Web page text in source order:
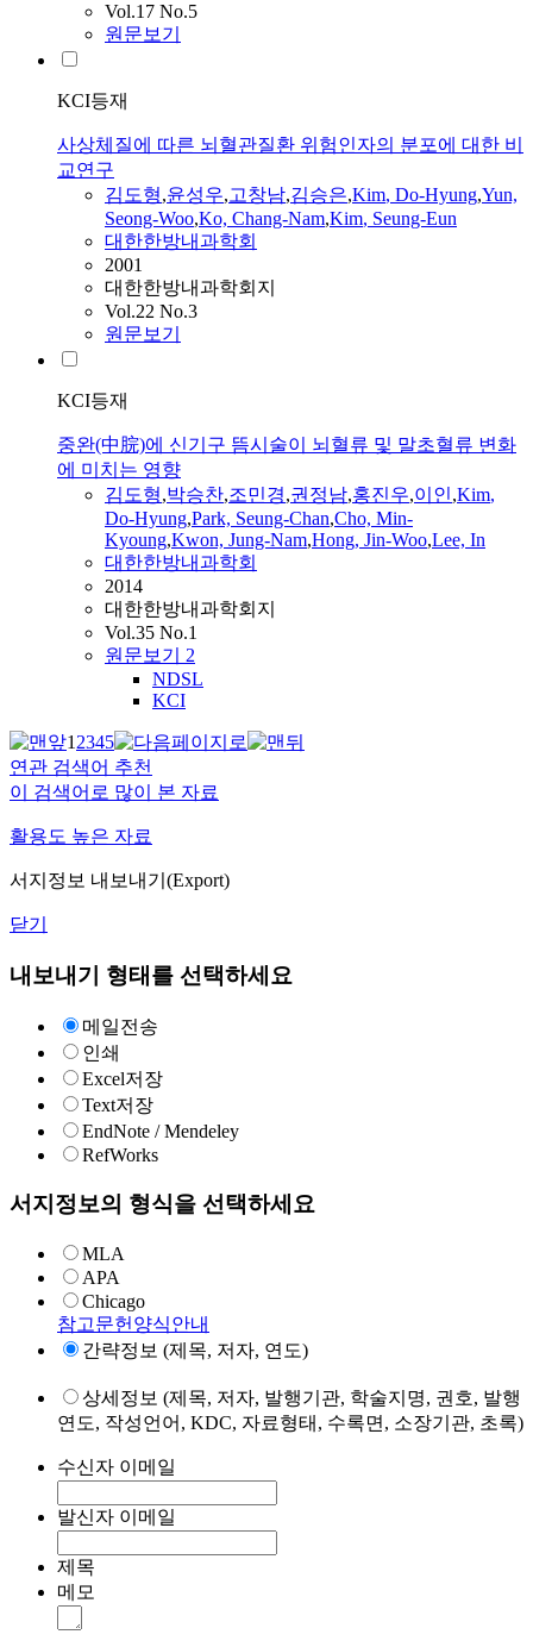
Vol.17 No.5
원문보기
KCI등재
사상체질에 따른 뇌혈관질환 위험인자의 분포에 대한 비
교연구
김도형,윤성우,고창남,김승은,Kim, Do-Hyung,Yun,
Seong-Woo,Ko, Chang-Nam,Kim, Seung-Eun
대한한방내과학회
2001
대한한방내과학회지
Vol.22 No.3
원문보기
KCI등재
중완(中脘)에 신기구 뜸시술이 뇌혈류 및 말초혈류 변화
에 미치는 영향
김도형,박승찬,조민경,권정남,홍진우,이인,Kim,
Do-Hyung,Park, Seung-Chan,Cho, Min-
Kyoung,Kwon, Jung-Nam,Hong, Jin-Woo,Lee, In
대한한방내과학회
2014
대한한방내과학회지
Vol.35 No.1
원문보기 2
NDSL
KCI
12345
연관 검색어 추천
이 검색어로 많이 본 자료
활용도 높은 자료
서지정보 내보내기(Export)
닫기
내보내기 형태를 선택하세요
메일전송
인쇄
Excel저장
Text저장
EndNote / Mendeley
RefWorks
서지정보의 형식을 선택하세요
MLA
APA
Chicago
참고문헌양식안내
간략정보 (제목, 저자, 연도)
상세정보 (제목, 저자, 발행기관, 학술지명, 권호, 발행
연도, 작성언어, KDC, 자료형태, 수록면, 소장기관, 초록)
수신자 이메일
발신자 이메일
제목
메모